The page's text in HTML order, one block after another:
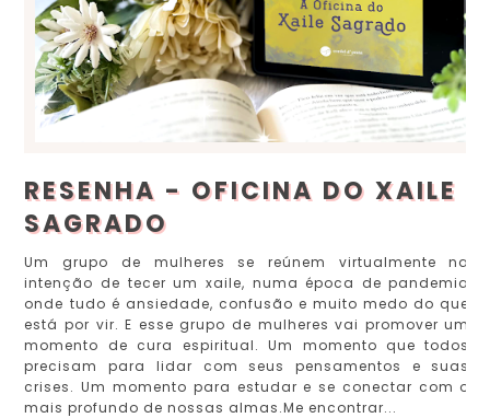
RESENHA - OFICINA DO XAILE
SAGRADO
Um grupo de mulheres se reúnem virtualmente na
intenção de tecer um xaile, numa época de pandemia
onde tudo é ansiedade, confusão e muito medo do que
está por vir. E esse grupo de mulheres vai promover um
momento de cura espiritual. Um momento que todos
precisam para lidar com seus pensamentos e suas
crises. Um momento para estudar e se conectar com o
mais profundo de nossas almas.Me encontrar...